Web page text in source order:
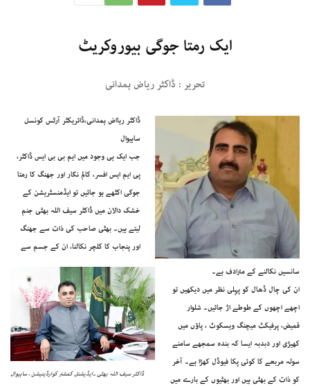
ایک رمتا جوگی بیوروکریٹ
تحریر : ڈاکٹر ریاض ہمدانی
ڈاکٹر ریااض ہمدانی،ڈائریکٹر آرٹس کونسل
ساہیوال
ڈاکٹر سیف اللہ بھٹی ۔ایڈیشنل کمشنر کوارڈینیشن ، ساہیوال
جب ایک ہی وجود میں ایم بی بی ایس ڈاکٹر،
پی ایم ایس افسر، کالم نگار اور جھنگ کا رمتا
جوگی اکٹھے ہو جائیں تو ایڈمنسٹریشن کے
خشک دالان میں ڈاکٹر سیف اللہ بھٹی جنم
لیتے ہیں۔ بھٹی صاحب کی ذات سے جھنگ
اور پنجاب کا کلچر نکالنا، ان کے جسم سے
سانسیں نکالنے کے مترادف ہے۔
ان کی چال ڈھال کو پہلی نظر میں دیکھیں تو
اچھے اچھوں کے طوطے اڑ جائیں۔ شلوار
قمیض، پرفیکٹ میچنگ ویسکوٹ ، پاؤں میں
کھیڑی اور دبدبہ ایسا کہ بندہ سمجھے سامنے
سولہ مربعے کا کوئی پکا فیوڈل کھڑا ہے۔ آخر
کو ذات کے بھٹی ہیں اور بھٹیوں کے بارے میں